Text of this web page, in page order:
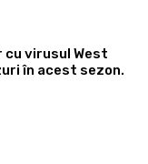
virusul West
în acest sezon.